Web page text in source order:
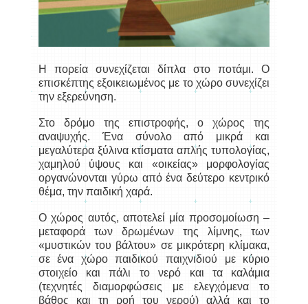
Η πορεία συνεχίζεται δίπλα στο ποτάμι. Ο
επισκέπτης εξοικειωμένος με το χώρο συνεχίζει
την εξερεύνηση.
Στο δρόμο της επιστροφής, ο χώρος της
αναψυχής. Ένα σύνολο από μικρά και
μεγαλύτερα ξύλινα κτίσματα απλής τυπολογίας,
χαμηλού ύψους και «οικείας» μορφολογίας
οργανώνονται γύρω από ένα δεύτερο κεντρικό
θέμα, την παιδική χαρά.
Ο χώρος αυτός, αποτελεί μία προσομοίωση –
μεταφορά των δρωμένων της λίμνης, των
«μυστικών του βάλτου» σε μικρότερη κλίμακα,
σε ένα χώρο παιδικού παιχνιδιού με κύριο
στοιχείο και πάλι το νερό και τα καλάμια
(τεχνητές διαμορφώσεις με ελεγχόμενα το
βάθος και τη ροή του νερού) αλλά και το